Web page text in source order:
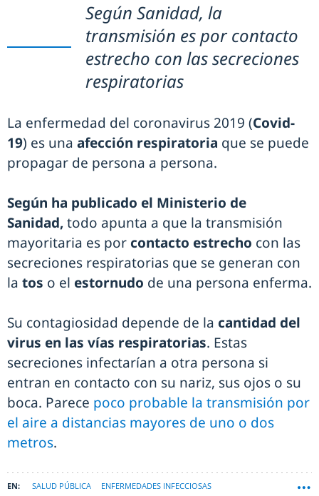
Según Sanidad, la
transmisión es por contacto
estrecho con las secreciones
respiratorias
La enfermedad del coronavirus 2019 (Covid-
19) es una afección respiratoria que se puede
propagar de persona a persona.
Según ha publicado el Ministerio de
Sanidad, todo apunta a que la transmisión
mayoritaria es por contacto estrecho con las
secreciones respiratorias que se generan con
la tos o el estornudo de una persona enferma.
Su contagiosidad depende de la cantidad del
virus en las vías respiratorias. Estas
secreciones infectarían a otra persona si
entran en contacto con su nariz, sus ojos o su
boca. Parece poco probable la transmisión por
el aire a distancias mayores de uno o dos
metros.
SALUD PÚBLICA ENFERMEDADES INFECCIOSAS